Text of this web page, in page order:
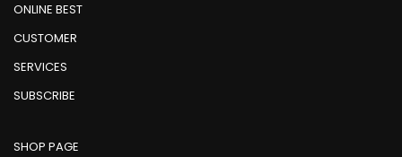
ONLINE BEST
CUSTOMER
SERVICES
SUBSCRIBE
SHOP PAGE